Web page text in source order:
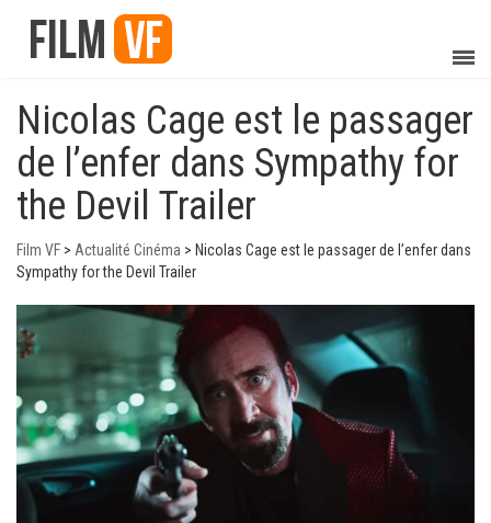
Nicolas Cage est le passager
de l’enfer dans Sympathy for
the Devil Trailer
Film VF > Actualité Cinéma > Nicolas Cage est le passager de l’enfer dans
Sympathy for the Devil Trailer